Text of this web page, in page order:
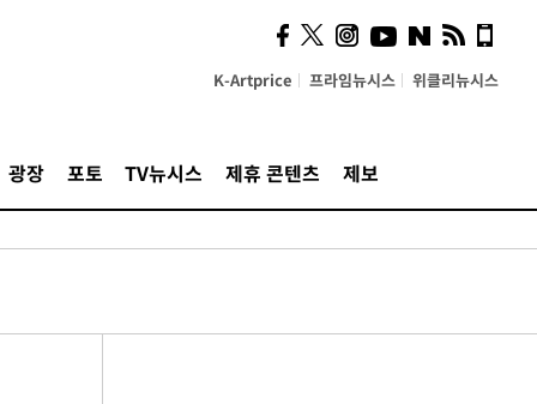
K-Artprice 프라임뉴시스 위클리뉴시스
광장 포토 TV뉴시스 제휴 콘텐츠 제보